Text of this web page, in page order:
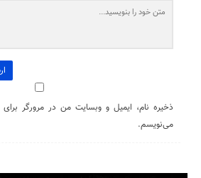
ذخیره نام، ایمیل و وبسایت من در مرورگر برای
می‌نویسم.